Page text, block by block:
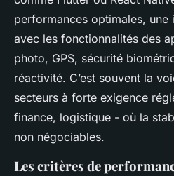
performances optimales,
avec les fonctionnalités des
photo, GPS, sécurité
réactivité. C’est souvent la
secteurs à forte exigence
finance, logistique - où la
non négociables.
Les critères de